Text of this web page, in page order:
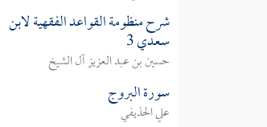
شرح منظومة القواعد الفقهية لابن
سعدي 3
حسين بن عبد العزيز آل الشيخ
سورة البروج
علي الحذيفي